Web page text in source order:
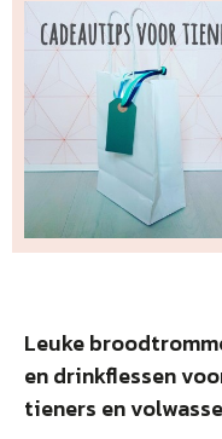
Leuke
en drinkflessen
tieners en